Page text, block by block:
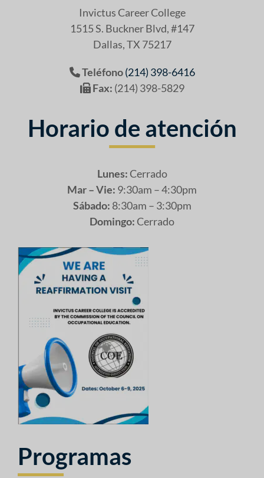
Invictus Career College
1515 S. Buckner Blvd, #147
Dallas, TX 75217
Teléfono (214) 398-6416
Fax: (214) 398-5829
Horario de atención
Lunes: Cerrado
Mar – Vie: 9:30am – 4:30pm
Sábado: 8:30am – 3:30pm
Domingo: Cerrado
Programas